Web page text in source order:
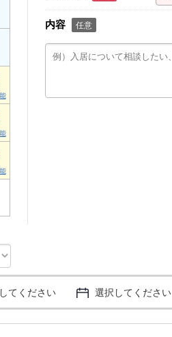
内容 任意
てください 選択してください